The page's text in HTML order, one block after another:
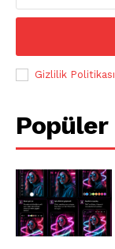
Gizlilik Politikası
Popüler